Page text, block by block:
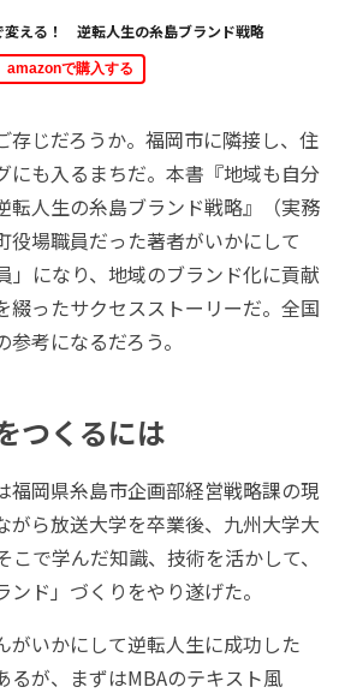
変える！ 逆転人生の糸島ブランド戦略
amazonで購入する
じだろうか。福岡市に隣接し、住
にも入るまちだ。本書『地域も自分
人生の糸島ブランド戦略』（実務
役場職員だった著者がいかにして
」になり、地域のブランド化に貢献
綴ったサクセスストーリーだ。全国
考になるだろう。
つくるには
岡県糸島市企画部経営戦略課の現
がら放送大学を卒業後、九州大学大
こで学んだ知識、技術を活かして、
ド」づくりをやり遂げた。
いかにして逆転人生に成功した
るが、まずはMBAのテキスト風